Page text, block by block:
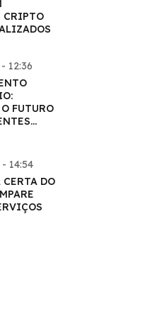
CRIPTO
12:36
FUTURO
14:54
CERTA DO